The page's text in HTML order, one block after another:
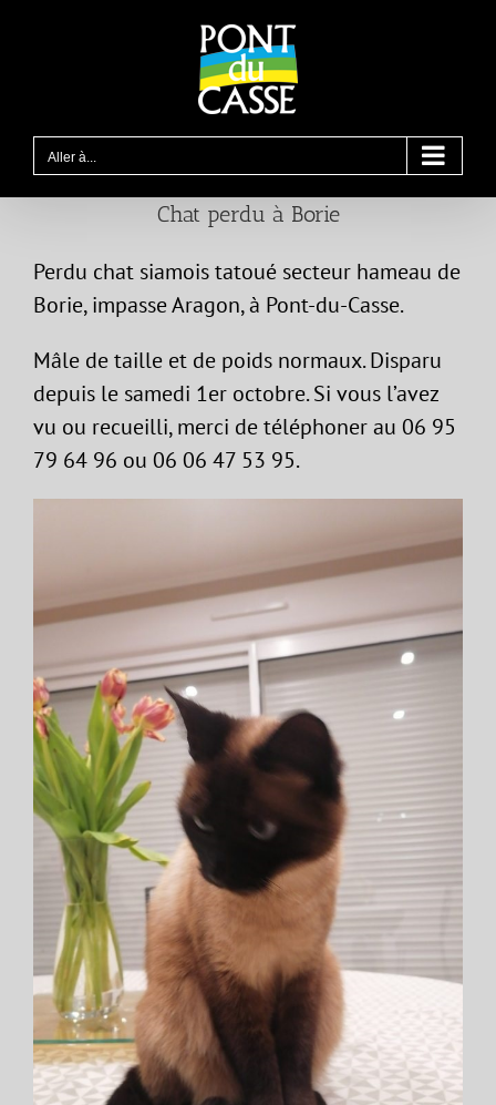
Aller à...
Chat perdu à Borie
Perdu chat siamois tatoué secteur hameau de
Borie, impasse Aragon, à Pont-du-Casse.
Mâle de taille et de poids normaux. Disparu
depuis le samedi 1er octobre. Si vous l’avez
vu ou recueilli, merci de téléphoner au 06 95
79 64 96 ou 06 06 47 53 95.